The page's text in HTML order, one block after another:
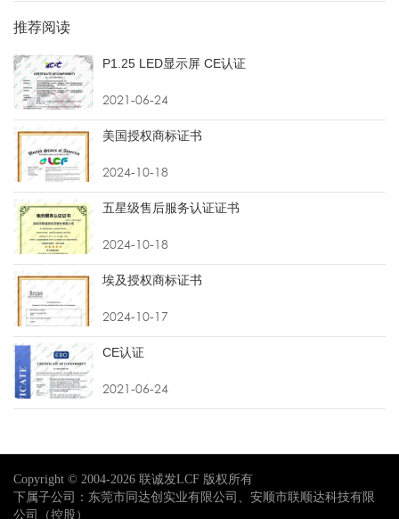
推荐阅读
P1.25 LED显示屏 CE认证
2021-06-24
美国授权商标证书
2024-10-18
五星级售后服务认证证书
2024-10-18
埃及授权商标证书
2024-10-17
CE认证
2021-06-24
Copyright © 2004-2026 联诚发LCF 版权所有
下属子公司：东莞市同达创实业有限公司、安顺市联顺达科技有限
公司（控股）